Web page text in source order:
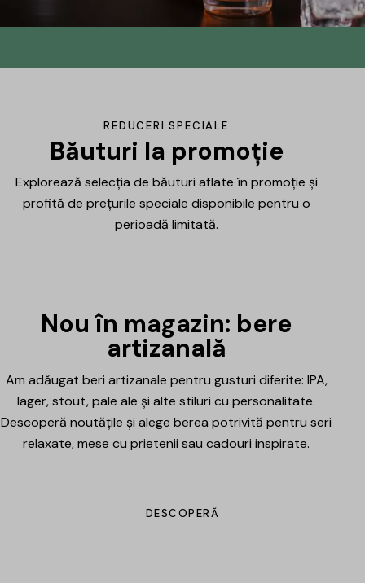
DrinksHub
mulțumire ți-am pregătit un mic cadou.
Află mai multe
REDUCERI SPECIALE
Băuturi la promoție
Explorează selecția de băuturi aflate în promoție și
profită de prețurile speciale disponibile pentru o
perioadă limitată.
Nou în magazin: bere
artizanală
Am adăugat beri artizanale pentru gusturi diferite: IPA,
lager, stout, pale ale și alte stiluri cu personalitate.
Descoperă noutățile și alege berea potrivită pentru seri
relaxate, mese cu prietenii sau cadouri inspirate.
DESCOPERĂ